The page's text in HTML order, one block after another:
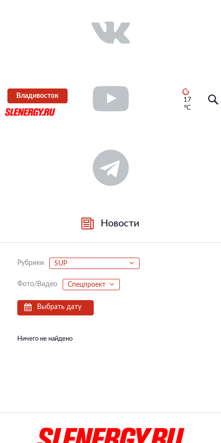
Владивосток
17
°C
Новости
Рубрики SUP
Фото/Видео Спецпроект
Выбрать дату
Ничего не найдено